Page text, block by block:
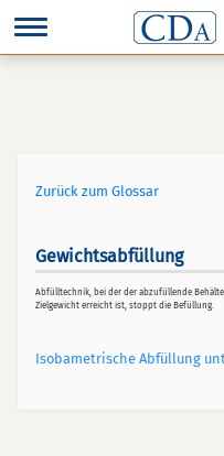
Zurück zum Glossar
Gewichtsabfüllung
Abfülltechnik, bei der der abzufüllende
Zielgewicht erreicht ist, stoppt die Befüllung.
Isobametrische Abfüllung